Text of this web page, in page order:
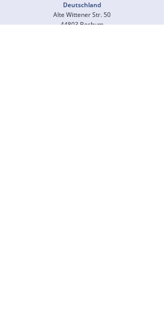
Deutschland
Alte Wittener Str. 50
44803 Bochum